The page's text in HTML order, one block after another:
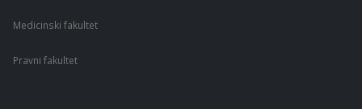
Medicinski fakultet
Pravni fakultet